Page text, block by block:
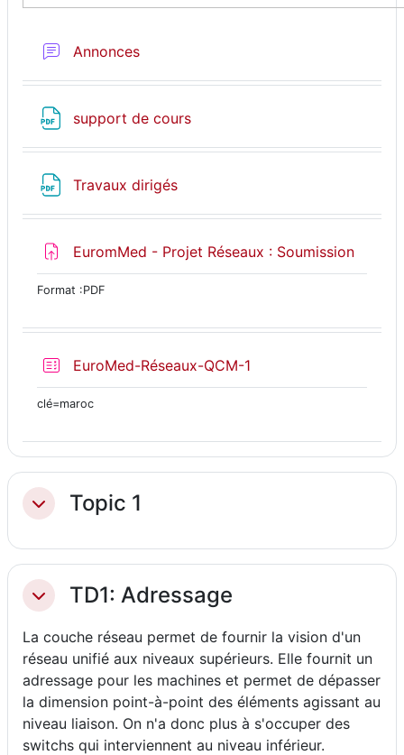
Annonces
support de cours
Travaux dirigés
EuromMed - Projet Réseaux : SoumissionDevoir
Format :PDF
EuroMed-Réseaux-QCM-1
clé=maroc
ReplierTopic 1
ReplierTD1: Adressage
La couche réseau permet de fournir la vision d'un
réseau unifié aux niveaux supérieurs. Elle fournit un
adressage pour les machines et permet de dépasser
la dimension point-à-point des éléments agissant au
niveau liaison. On n'a donc plus à s'occuper des
switchs qui interviennent au niveau inférieur.